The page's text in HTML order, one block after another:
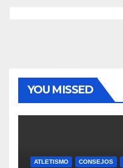
YOU MISSED
ATLETISMO CONSEJOS